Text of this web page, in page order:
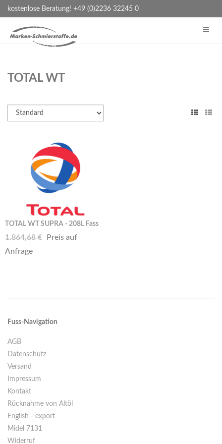
kostenlose Beratung! +49 (0)2236 32245 0
TOTAL WT
TOTAL WT SUPRA - 208L Fass
1.864,68 €
Preis auf
Anfrage
Fuss-Navigation
AGB
Datenschutz
Versand
Impressum
Kontakt
Rücknahme von Altöl
English - export
Midel 7131
Widerruf